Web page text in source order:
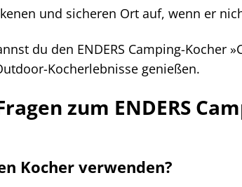
und sicheren Ort auf, wenn er
du den ENDERS Camping-Kocher
Kocherlebnisse genießen.
zum ENDERS
Kocher verwenden?